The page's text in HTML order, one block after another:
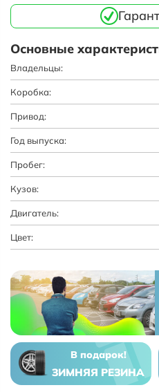
Основные
Владельцы:
Коробка:
Привод:
Год выпуска:
Пробег:
Кузов:
Двигатель:
Цвет:
В подарок!
ЗИМНЯЯ РЕЗИНА